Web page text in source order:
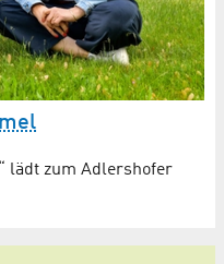
lädt zum Adlershofer